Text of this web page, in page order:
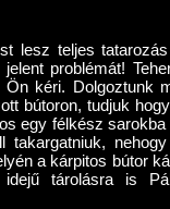
lesz teljes
problémát!
kéri. Dolgoztunk
bútoron, tudjuk
egy félkész
takargatniuk,
a kárpitos bútor
idejű tárolásra is